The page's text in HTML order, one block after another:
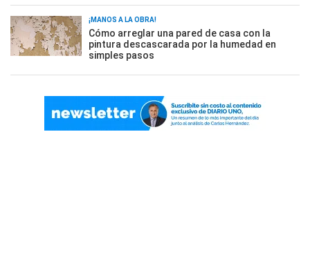
¡MANOS A LA OBRA!
Cómo arreglar una pared de casa con la
pintura descascarada por la humedad en
simples pasos